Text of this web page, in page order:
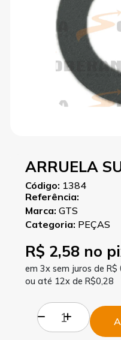
ARRUELA
Código: 1384
Referência:
Marca: GTS
Categoria: PEÇAS
R$ 2,58 no
em 3x sem juros de R$
ou até 12x de R$0,28